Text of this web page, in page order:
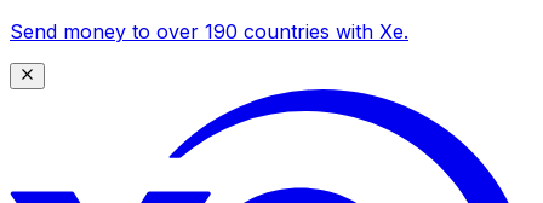
Send money to over 190 countries with Xe.